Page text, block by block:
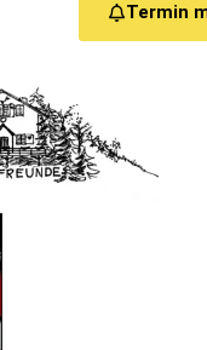
Termin